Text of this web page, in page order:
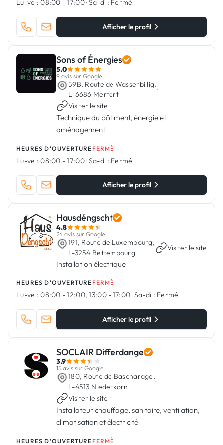
Lu-ve : 08:00 - 17:00·Sa-di : Fermé
Afficher le profil
Sons of Énergies
5.0
9 avis sur Google
59B, Route de Wasserbillig,
L-6686 Mertert
·
Visiter le site
Technique du bâtiment, énergie et
aménagement
HEURES D'OUVERTURE FERMÉ
Lu-ve : 08:00 - 17:00·Sa-di : Fermé
Afficher le profil
Hausdéngscht
4.8
24 avis sur Google
191, Route de Luxembourg,
L-3254 Bettembourg
· Visiter le site
Installation électrique
HEURES D'OUVERTURE FERMÉ
Lu-ve : 08:00 - 12:00, 13:00 - 17:00·Sa-di : Fermé
Afficher le profil
SOCLAIR Differdange
3.9
15 avis sur Google
180, Route de Bascharage,
L-4513 Niederkorn
·
Visiter le site
Installateur chauffage, sanitaire, ventilation,
climatisation et électricité
HEURES D'OUVERTURE FERMÉ